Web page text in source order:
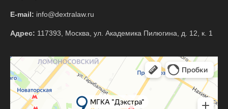
E-mail: info@dextralaw.ru
Адрес: 117393, Москва, ул. Академика Пилюгина, д. 12, к. 1